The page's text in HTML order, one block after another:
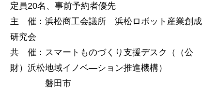
定員20名、事前予約者優先
主 催：浜松商工会議所 浜松ロボット産業創成
研究会
共 催：スマートものづくり支援デスク（（公
財）浜松地域イノベ―ション推進機構）
磐田市